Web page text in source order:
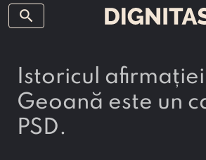
search
Geoană este un
PSD.